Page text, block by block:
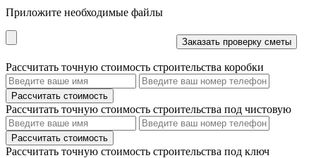
Приложите необходимые файлы
Рассчитать точную стоимость строительства коробки
Рассчитать точную стоимость строительства под чистовую
Рассчитать точную стоимость строительства под ключ